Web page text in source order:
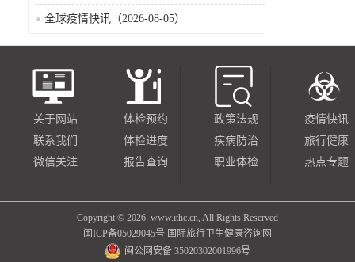
全球疫情快讯（2026-08-05）
关于网站
联系我们
微信关注
体检预约
体检进度
报告查询
政策法规
疾病防治
职业体检
疫情快讯
旅行健康
热点专题
Copyright © 2026 www.ithc.cn, All Rights Reserved
闽ICP备05029045号 国际旅行卫生健康咨询网
闽公网安备 35020302001996号